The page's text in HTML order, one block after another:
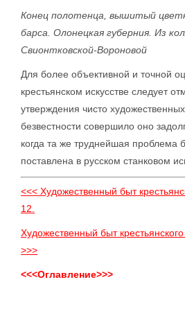
Конец полотенца, вышитый
барса. Олонецкая губерния. Из
Свионтковской-Вороновой
Для более объективной и точной
крестьянском искусстве следует
утверждения чисто
безвестности совершило оно
когда та же труднейшая проблема
поставлена в русском станковом
<<< Художественный быт
12.
Художественный быт крестьянского
>>>
<<<Оглавление>>>